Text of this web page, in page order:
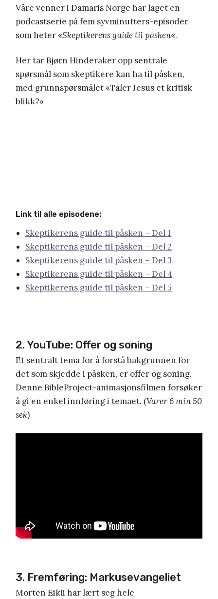
Våre venner i Damaris Norge har laget en
podcastserie på fem syvminutters-episoder
som heter «Skeptikerens guide til påsken«.
Her tar Bjørn Hinderaker opp sentrale
spørsmål som skeptikere kan ha til påsken,
med grunnspørsmålet «Tåler Jesus et kritisk
blikk?»
Link til alle episodene:
Skeptikerens guide til påsken – Del 1
Skeptikerens guide til påsken – Del 2
Skeptikerens guide til påsken – Del 3
Skeptikerens guide til påsken – Del 4
Skeptikerens guide til påsken – Del 5
2. YouTube: Offer og soning
Et sentralt tema for å forstå bakgrunnen for
det som skjedde i påsken, er offer og soning.
Denne BibleProject-animasjonsfilmen forsøker
å gi en enkel innføring i temaet. (Varer 6 min 50
sek)
3. Fremføring: Markusevangeliet
Morten Eikli har lært seg hele